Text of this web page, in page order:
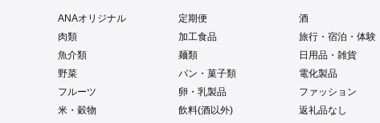
ANAオリジナル 定期便
酒
肉類
加工食品
旅行・宿泊・体験
魚介類
麺類
日用品・雑貨
野菜
パン・菓子類
電化製品
フルーツ
卵・乳製品
ファッション
米・穀物
飲料(酒以外) 返礼品なし